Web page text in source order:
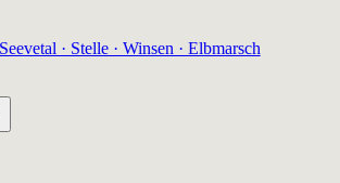
Seevetal · Stelle · Winsen · Elbmarsch